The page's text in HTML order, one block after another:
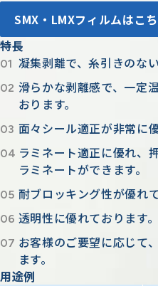
SMX・LMXフィルムはこ
特長
凝集剥離で、糸引きのな
滑らかな剥離感で、一定
おります。
面々シール適正が非常に優
ラミネート適正に優れ、
ラミネートができます。
耐ブロッキング性が優れ
透明性に優れております。
お客様のご要望に応じて
ます。
用途例